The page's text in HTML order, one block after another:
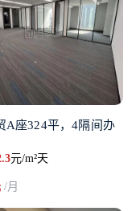
A座324平，4隔间办
元/m²天
/月